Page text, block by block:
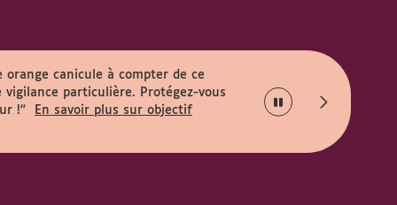
canicule à compter de ce
particulière. Protégez-vous
!"
En savoir plus sur objectif